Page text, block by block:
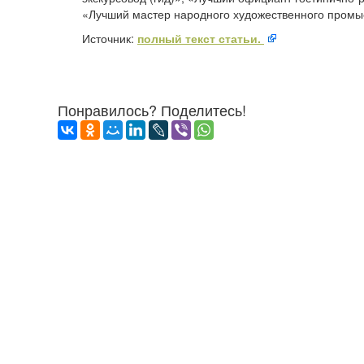
«Лучший мастер народного художественного
Источник: полный текст статьи.
Понравилось? Поделитесь!